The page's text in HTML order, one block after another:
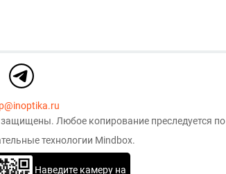
Любое копирование преследуется по
технологии Mindbox.
Наведите камеру на